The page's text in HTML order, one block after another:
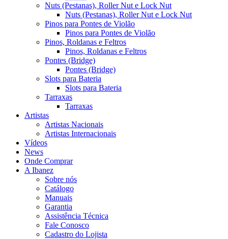
Nuts (Pestanas), Roller Nut e Lock Nut
Nuts (Pestanas), Roller Nut e Lock Nut
Pinos para Pontes de Violão
Pinos para Pontes de Violão
Pinos, Roldanas e Feltros
Pinos, Roldanas e Feltros
Pontes (Bridge)
Pontes (Bridge)
Slots para Bateria
Slots para Bateria
Tarraxas
Tarraxas
Artistas
Artistas Nacionais
Artistas Internacionais
Vídeos
News
Onde Comprar
A Ibanez
Sobre nós
Catálogo
Manuais
Garantia
Assistência Técnica
Fale Conosco
Cadastro do Lojista